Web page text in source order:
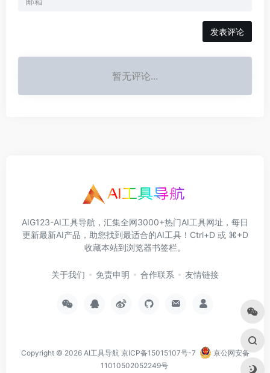
发表评论
暂无评论...
AIG123-AI工具导航，汇集全网3000+热门AI工具网址，每日
更新最新AI产品，助您找到最适合的AI工具！Ctrl+D 或 ⌘+D
收藏本站到浏览器书签栏。
关于我们 免责申明 合作联系 友情链接
Copyright © 2026 AI工具导航 京ICP备15015107号-7
京公网安备
11010502052249号